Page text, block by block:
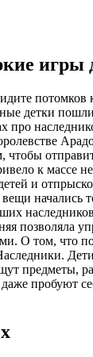
игры
потомков
детки
про
чтобы
к массе
и
начались
позволяла
О том, что
предметы,
пробуют